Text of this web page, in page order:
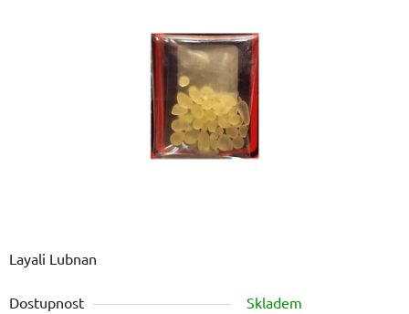
Layali Lubnan
Dostupnost
Skladem